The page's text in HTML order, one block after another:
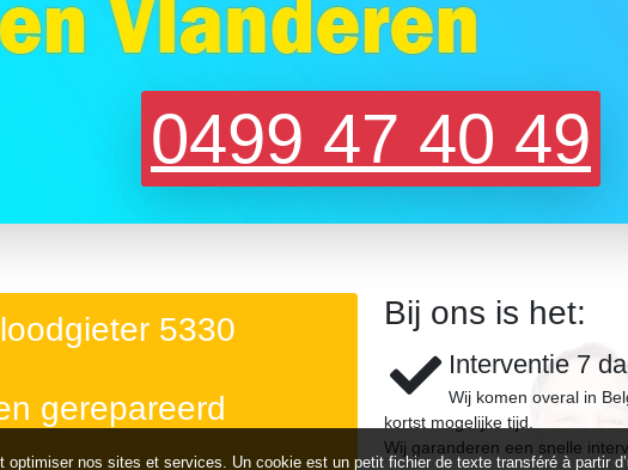
0499 47 40 49
5330
gerepareerd
Bij ons is het:
Interventie 7
Wij komen overal in
kortst mogelijke tijd.
Wij garanderen een snelle
nos sites et services. Un cookie est un petit fichier de texte transféré à partir